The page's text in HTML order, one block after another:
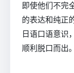
即使他们不完
的表达和纯正
日语口语意识
顺利脱口而出。